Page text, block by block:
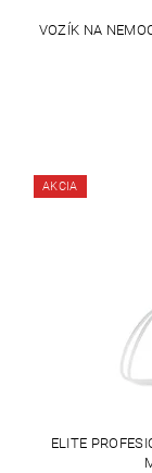
VOZÍK NA
AKCIA
ELITE